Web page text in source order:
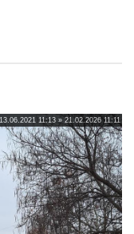
13.06.2021 11:13 » 21.02.2026 11:11